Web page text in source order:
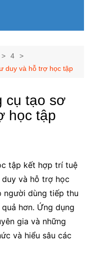
4
duy và hỗ trợ học tập
cụ tạo sơ
học tập
tập kết hợp trí tuệ
và hỗ trợ học
người dùng tiếp thu
hơn. Ứng dụng
gia và những
và hiểu sâu các